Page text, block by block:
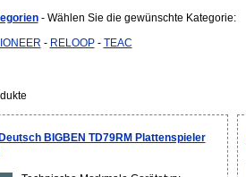
- Wählen Sie die gewünschte Kategorie:
- RELOOP- TEAC
BIGBEN TD79RM Plattenspieler